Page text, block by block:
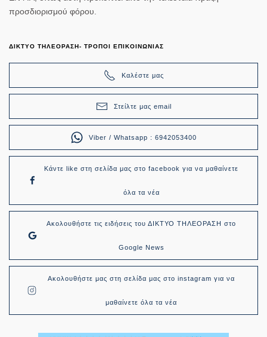
προσδιορισμού φόρου.
ΔΙΚΤΥΟ ΤΗΛΕΟΡΑΣΗ- ΤΡΟΠΟΙ ΕΠΙΚΟΙΝΩΝΙΑΣ
Καλέστε μας
Στείλτε μας email
Viber / Whatsapp : 6942053400
Κάντε like στη σελίδα μας στο facebook για να μαθαίνετε
όλα τα νέα
Ακολουθήστε τις ειδήσεις του ΔΙΚΤΥΟ ΤΗΛΕΟΡΑΣΗ στο
Google News
Ακολουθήστε μας στη σελίδα μας στο instagram για να
μαθαίνετε όλα τα νέα